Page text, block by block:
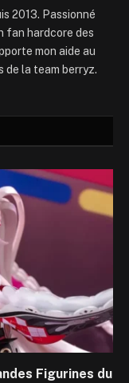
2013. Passionné
fan hardcore des
mon aide au
de la team berryz.
Figurines du